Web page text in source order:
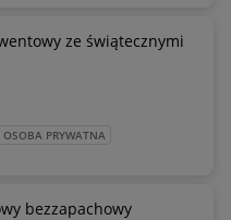
ze świątecznymi
OSOBA PRYWATNA
bezzapachowy